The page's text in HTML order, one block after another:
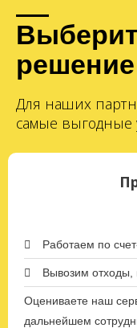
решение
Для наших
самые выгодные
Работаем по
Вывозим отходы,
Оцениваете наш
дальнейшем